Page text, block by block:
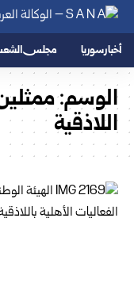
أخبار سوريا مجلس
الوسم:
اللاذقية